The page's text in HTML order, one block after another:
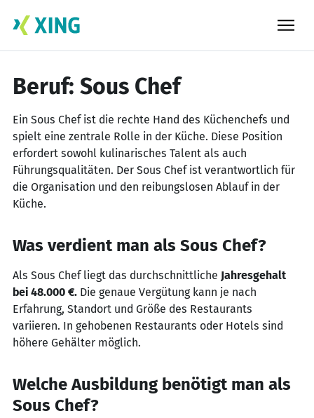
Beruf: Sous Chef
Ein Sous Chef ist die rechte Hand des Küchenchefs und
spielt eine zentrale Rolle in der Küche. Diese Position
erfordert sowohl kulinarisches Talent als auch
Führungsqualitäten. Der Sous Chef ist verantwortlich für
die Organisation und den reibungslosen Ablauf in der
Küche.
Was verdient man als Sous Chef?
Als Sous Chef liegt das durchschnittliche Jahresgehalt
bei 48.000 €. Die genaue Vergütung kann je nach
Erfahrung, Standort und Größe des Restaurants
variieren. In gehobenen Restaurants oder Hotels sind
höhere Gehälter möglich.
Welche Ausbildung benötigt man als
Sous Chef?